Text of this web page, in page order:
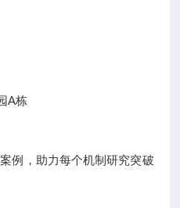
A栋
例，助力每个机制研究突破